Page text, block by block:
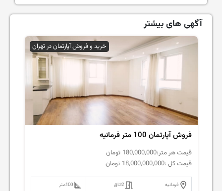
آگهی های بیشتر
خرید و فروش آپارتمان در تهران
فروش آپارتمان 100 متر فرمانیه
قیمت هر متر:180,000,000 تومان
قیمت کل :18,000,000,000 تومان
فرمانیه 2اتاق 100متر